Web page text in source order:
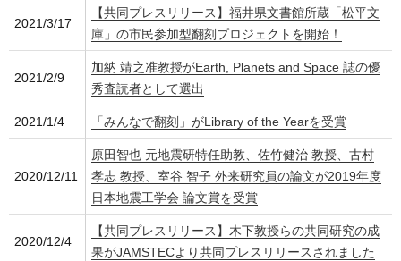
2021/3/17
【共同プレスリリース】福井県文書館所蔵「松平文
庫」の市民参加型翻刻プロジェクトを開始！
2021/2/9
加納 靖之准教授がEarth, Planets and Space 誌の優
秀査読者として選出
2021/1/4 「みんなで翻刻」がLibrary of the Yearを受賞
2020/12/11
原田智也 元地震研特任助教、佐竹健治 教授、古村
孝志 教授、室谷 智子 外来研究員の論文が2019年度
日本地震工学会 論文賞を受賞
2020/12/4
【共同プレスリリース】木下教授らの共同研究の成
果がJAMSTECより共同プレスリリースされました